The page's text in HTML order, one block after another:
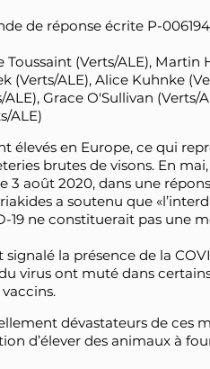
de réponse écrite P-
(Verts/ALE), Martin
(Verts/ALE), Alice Kuhnke
Grace O'Sullivan (Verts/
ALE)
élevés en Europe, ce qui
brutes de visons. En
3 août 2020, dans une
a soutenu que
19 ne constituerait pas une
la présence de la
virus ont muté dans
dévastateurs de ces
d’élever des animaux à